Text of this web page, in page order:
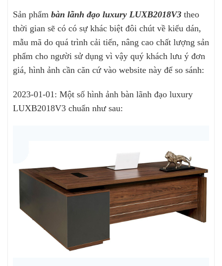
Sản phẩm bàn lãnh đạo luxury LUXB2018V3 theo
thời gian sẽ có có sự khác biệt đôi chút về kiểu dán,
mẫu mã do quá trình cải tiến, nâng cao chất lượng sản
phẩm cho người sử dụng vì vậy quý khách lưu ý đơn
giá, hình ảnh cần căn cứ vào website này để so sánh:
2023-01-01: Một số hình ảnh bàn lãnh đạo luxury
LUXB2018V3 chuẩn như sau: